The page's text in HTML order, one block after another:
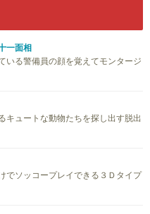
一面相
いる警備員の顔を覚えてモンタージ
キュートな動物たちを探し出す脱出
でソッコープレイできる３Ｄタイプ